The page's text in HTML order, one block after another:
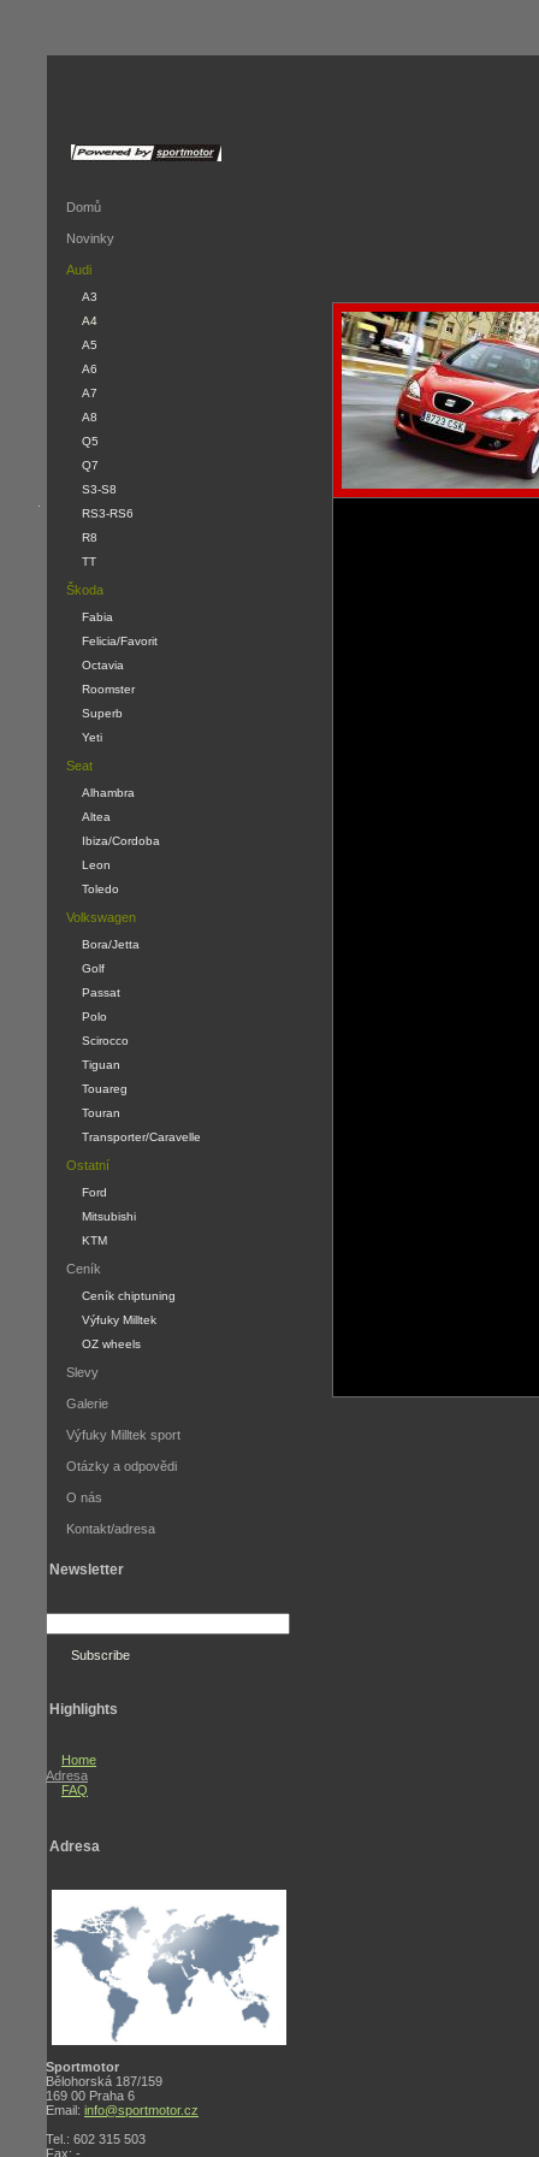
Domů
Novinky
Audi
A3
A4
A5
A6
A7
A8
Q5
Q7
S3-S8
RS3-RS6
R8
TT
Škoda
Fabia
Felicia/Favorit
Octavia
Roomster
Superb
Yeti
Seat
Alhambra
Altea
Ibiza/Cordoba
Leon
Toledo
Volkswagen
Bora/Jetta
Golf
Passat
Polo
Scirocco
Tiguan
Touareg
Touran
Transporter/Caravelle
Ostatní
Ford
Mitsubishi
KTM
Ceník
Ceník chiptuning
Výfuky Milltek
OZ wheels
Slevy
Galerie
Výfuky Milltek sport
Otázky a odpovědi
O nás
Kontakt/adresa
Newsletter
Highlights
Home
Adresa
FAQ
Adresa
Sportmotor
Bělohorská 187/159
169 00 Praha 6
Email: info@sportmotor.cz
Tel.: 602 315 503
Fax: -